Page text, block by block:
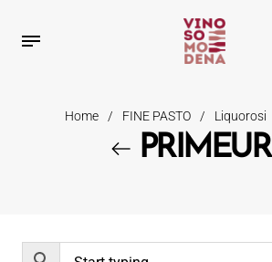
Home / FINE PASTO / Liquorosi
PRIMEUR